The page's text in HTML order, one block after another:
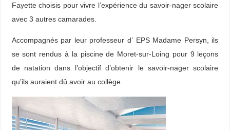
Fayette choisis pour vivre l’expérience du savoir-nager scolaire
avec 3 autres camarades.
Accompagnés par leur professeur d’ EPS Madame Persyn, ils
se sont rendus à la piscine de Moret-sur-Loing pour 9 leçons
de natation dans l’objectif d’obtenir le savoir-nager scolaire
qu’ils auraient dû avoir au collège.